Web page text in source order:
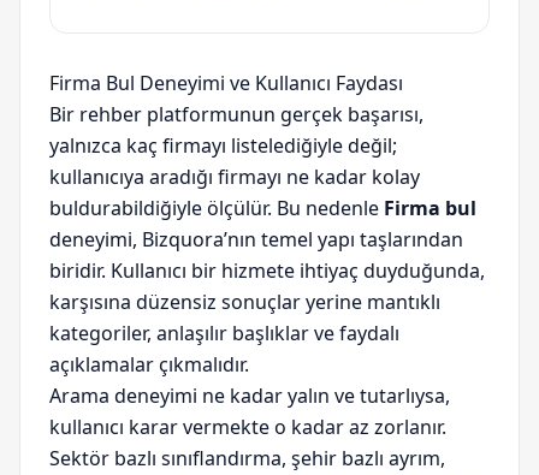
Firma Bul Deneyimi ve Kullanıcı Faydası
Bir rehber platformunun gerçek başarısı,
yalnızca kaç firmayı listelediğiyle değil;
kullanıcıya aradığı firmayı ne kadar kolay
buldurabildiğiyle ölçülür. Bu nedenle Firma bul
deneyimi, Bizquora’nın temel yapı taşlarından
biridir. Kullanıcı bir hizmete ihtiyaç duyduğunda,
karşısına düzensiz sonuçlar yerine mantıklı
kategoriler, anlaşılır başlıklar ve faydalı
açıklamalar çıkmalıdır.
Arama deneyimi ne kadar yalın ve tutarlıysa,
kullanıcı karar vermekte o kadar az zorlanır.
Sektör bazlı sınıflandırma, şehir bazlı ayrım,